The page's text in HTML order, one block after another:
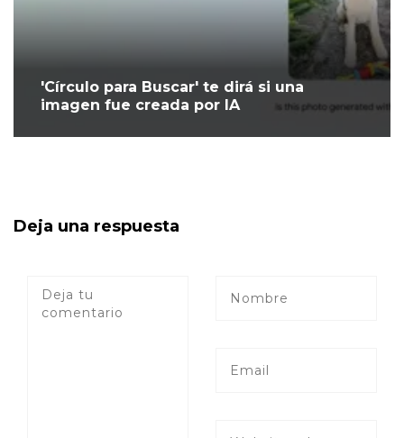
'Círculo para Buscar' te dirá si una
imagen fue creada por IA
Deja una respuesta